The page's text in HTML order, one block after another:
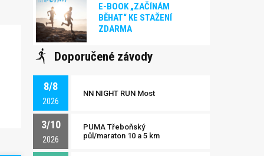
E-BOOK „ZAČÍNÁM
BĚHAT“ KE STAŽENÍ
ZDARMA
Doporučené závody
8/8
2026
NN NIGHT RUN Most
3/10
2026
PUMA Třeboňský
půl/maraton 10 a 5 km